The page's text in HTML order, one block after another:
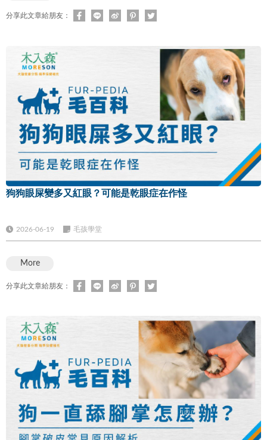
分享此文章給朋友：
狗狗眼屎變多又紅眼？可能是乾眼症在作怪
2026-06-19 毛孩學堂
More
分享此文章給朋友：